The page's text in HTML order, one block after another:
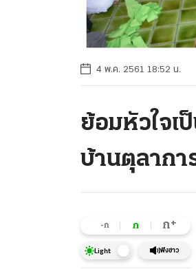
4 พ.ค. 2561 18:52 น.
ย้อมหัวใจเ
บ้านตุลากา
-ก ก ก+
Light ฟังข่าว